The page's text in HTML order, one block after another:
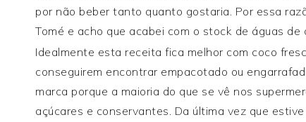
por não beber tanto quanto gostaria. Por essa
Tomé e acho que acabei com o stock de águas
Idealmente esta receita fica melhor com coco
conseguirem encontrar empacotado ou
marca porque a maioria do que se vê nos
açúcares e conservantes. Da última vez que